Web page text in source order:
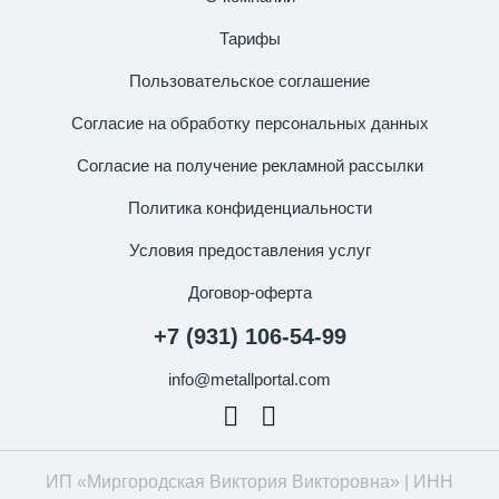
В 2018 году количество сотрудников превысило
50 человек. И всех их объединяют общие
развитие - Усилия, действия, результат! - Делай
как для себя - Брать ответственность на себя
Регулярно проводятся различные мероприятия
позволяет еще больше сплотить коллектив и
поднять боевой дух в компании.
Тарифы
Пользовательское соглашение
Согласие на обработку персональных данных
Согласие на получение рекламной рассылки
Политика конфиденциальности
Условия предоставления услуг
Договор-оферта
+7 (931) 106-54-99
info@metallportal.com
ИП «Миргородская Виктория Викторовна» | ИНН